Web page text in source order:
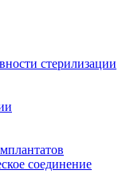
стерилизации
соединение